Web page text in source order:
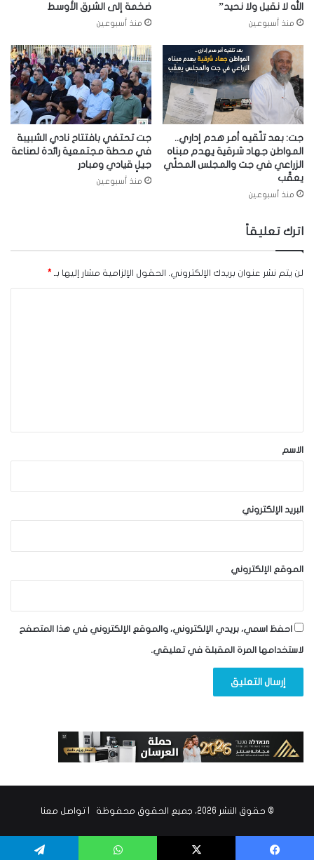
الله لا نقيل ولا نحيد”
منذ أسبوعين
ضخمة إلى الشرق الأوسط
منذ أسبوعين
جت: بعد تلّقيه أمر هدم إداري..
المواطن جهاد شرقية يهدم مبناه
الزراعي في جت والمجلس المحلّي
يعقّب
منذ أسبوعين
جت تحتفي بافتتاح نادي الشبيبة
في محطة مجتمعية رائدة لصناعة
جيلٍ قيادي ومبادر
منذ أسبوعين
اترك تعليقاً
لن يتم نشر عنوان بريدك الإلكتروني. الحقول الإلزامية مشار إليها بـ *
*الاسم
البريد الإلكتروني
الموقع الإلكتروني
احفظ اسمي، بريدي الإلكتروني، والموقع الإلكتروني في هذا المتصفح
لاستخدامها المرة المقبلة في تعليقي.
© حقوق النشر 2026، جميع الحقوق محفوظة | تواصل معنا